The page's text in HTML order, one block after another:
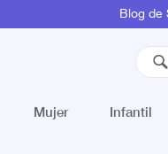
Blog de
Mujer Infantil